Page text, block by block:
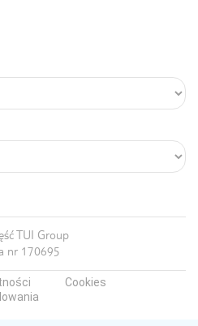
TUI Group
nr 170695
Cookies